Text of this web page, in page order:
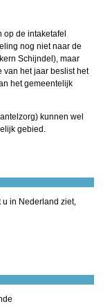
de intaketafel
nog niet naar de
Schijndel), maar
van het jaar beslist het
het gemeentelijk
kunnen wel
gebied.
u in Nederland ziet,